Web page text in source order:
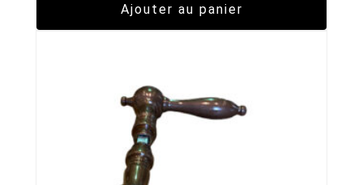
Ajouter au panier